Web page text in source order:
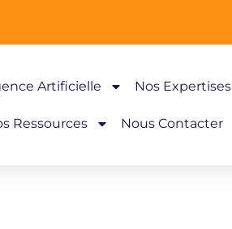
Artificielle Nos Expertises
Ressources Nous Contacter